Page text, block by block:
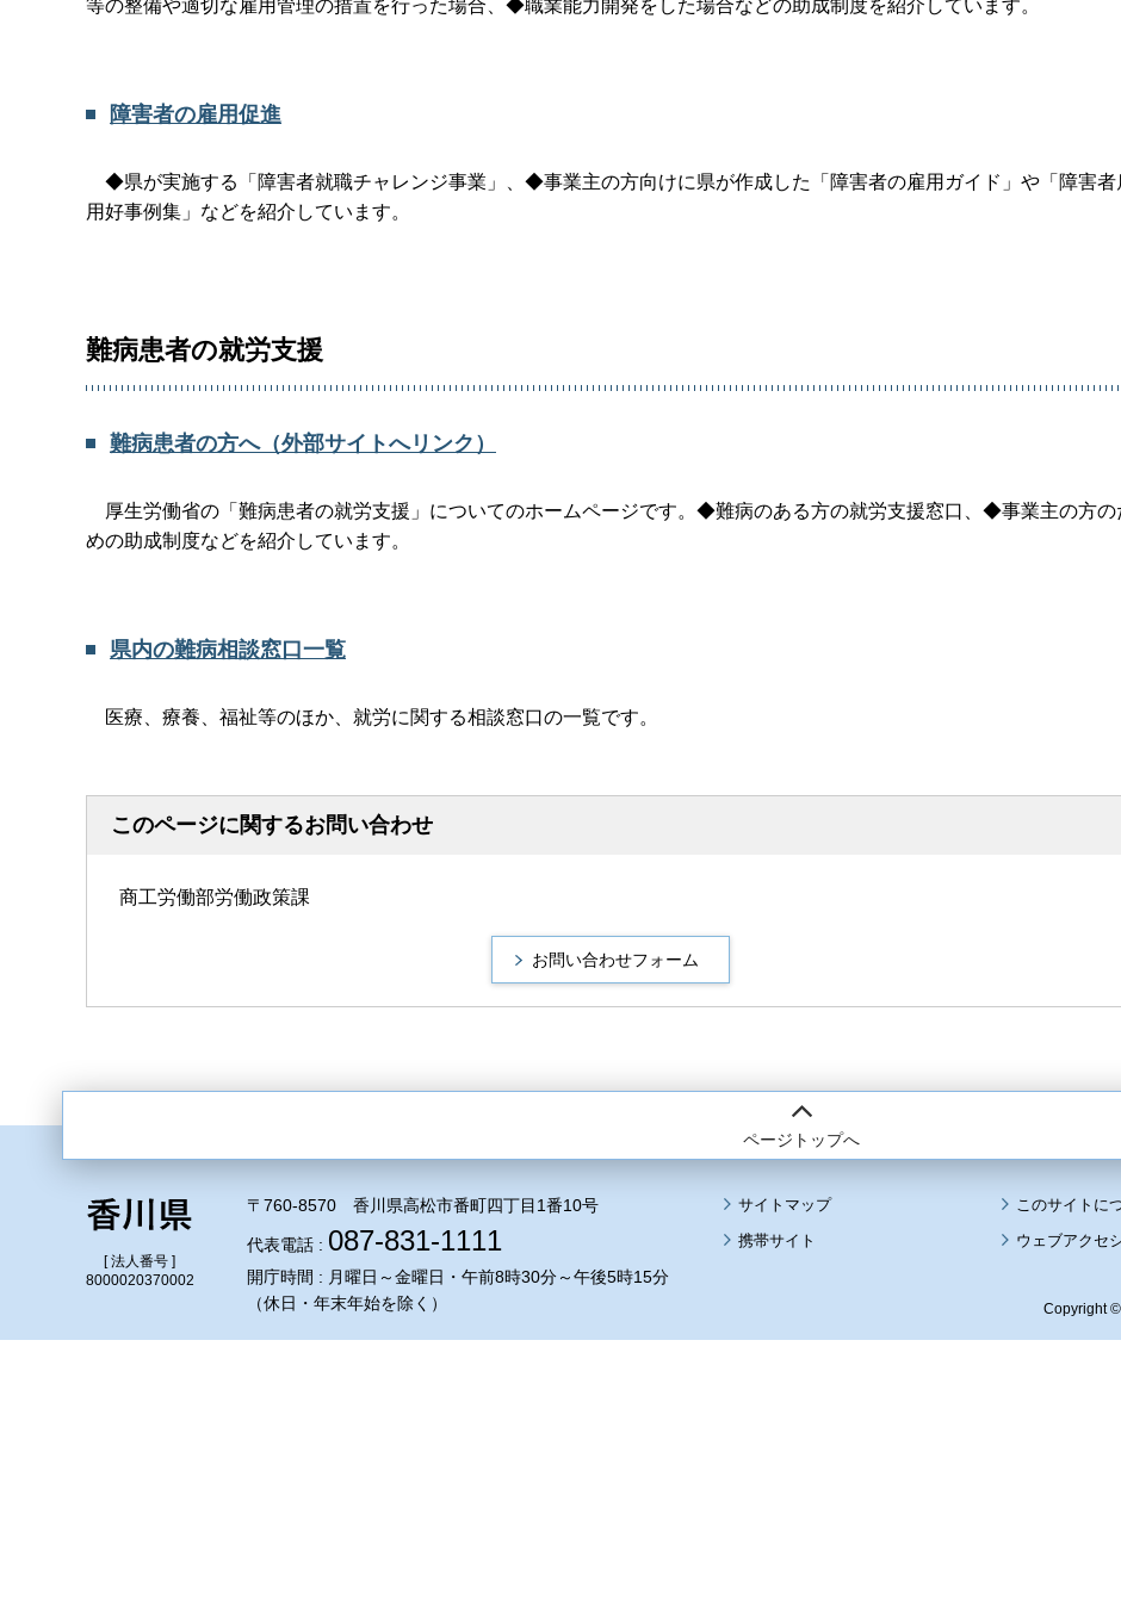
等の整備や適切な雇用管理の措置を行った場合、◆職業能力開発をした場合などの助成制度を紹介しています。
障害者の雇用促進
◆県が実施する「障害者就職チャレンジ事業」、◆事業主の方向けに県が作成した「障害者の雇用ガイド」や「障害者
用好事例集」などを紹介しています。
難病患者の就労支援
難病患者の方へ（外部サイトへリンク）
厚生労働省の「難病患者の就労支援」についてのホームページです。◆難病のある方の就労支援窓口、◆事業主の方の
めの助成制度などを紹介しています。
県内の難病相談窓口一覧
医療、療養、福祉等のほか、就労に関する相談窓口の一覧です。
このページに関するお問い合わせ
商工労働部労働政策課
ページトップへ
[ 法人番号 ]
8000020370002
〒760-8570 香川県高松市番町四丁目1番10号
代表電話 : 087-831-1111
開庁時間 : 月曜日～金曜日・午前8時30分～午後5時15分
（休日・年末年始を除く）
サイトマップ
このサイトに
携帯サイト
ウェブアクセ
Copyright